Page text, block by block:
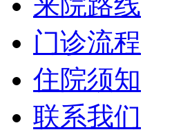
门诊流程
住院须知
联系我们